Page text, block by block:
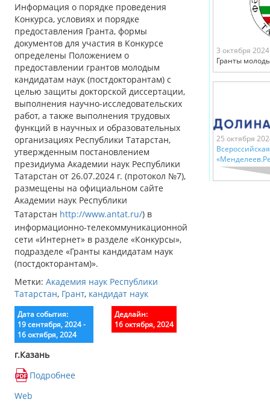
Информация о порядке проведения
Конкурса, условиях и порядке
предоставления Гранта, формы
документов для участия в Конкурсе
определены Положением о
предоставлении грантов молодым
кандидатам наук (постдокторантам) с
целью защиты докторской диссертации,
выполнения научно-исследовательских
работ, а также выполнения трудовых
функций в научных и образовательных
организациях Республики Татарстан,
утвержденным постановлением
президиума Академии наук Республики
Татарстан от 26.07.2024 г. (протокол №7),
размещены на официальном сайте
Академии наук Республики
Татарстан http://www.antat.ru/) в
информационно-телекоммуникационной
сети «Интернет» в разделе «Конкурсы»,
подразделе «Гранты кандидатам наук
(постдокторантам)».
Метки: Академия наук Республики
Татарстан, Грант, кандидат наук
Дата события:
19 сентября, 2024 -
16 октября, 2024
Дедлайн:
16 октября, 2024
г.Казань
Подробнее
Web
3 октября 2024
Гранты
25 октября